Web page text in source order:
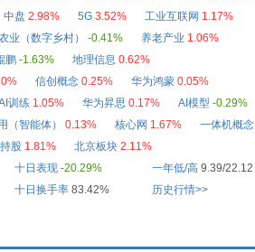
中盘 2.98% 5G 3.52% 工业互联网 1.17%
业（数字乡村） -0.41% 养老产业 1.06%
鹏 -1.63% 地理信息 0.62%
信创概念 0.25% 华为鸿蒙 0.05%
训练 1.05% 华为昇思 0.17% AI模型 -0.29%
（智能体） 0.13% 核心网 1.67% 一体机概念
股 1.81% 北京板块 2.11%
十日表现 -20.29% 一年低/高 9.39/22.12
十日换手率83.42% 历史行情>>